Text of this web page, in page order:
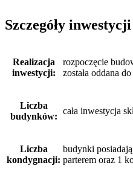
Szczegóły inwestycji
Realizacja
inwestycji:
rozpoczęcie
została oddana
Liczba
budynków:
cała inwestycja
Liczba
kondygnacji:
budynki
parterem oraz 1